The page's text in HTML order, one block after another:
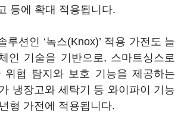
등에 확대 적용됩니다.
루션인 ‘녹스(Knox)’ 적용 가전도 늘
인 기술을 기반으로, 스마트싱스로
위협 탐지와 보호 기능을 제공하는
가 냉장고와 세탁기 등 와이파이 기능
형 가전에 적용됩니다.